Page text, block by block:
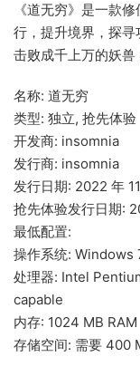
《道无穷》是一款
行，提升境界，探寻
击败成千上万的妖兽
名称: 道无穷
类型: 独立, 抢先体验
开发商: insomnia
发行商: insomnia
发行日期: 2022 年
抢先体验发行日期:
最低配置:
操作系统: Windows
处理器: Intel
capable
内存: 1024 MB RAM
存储空间: 需要 400